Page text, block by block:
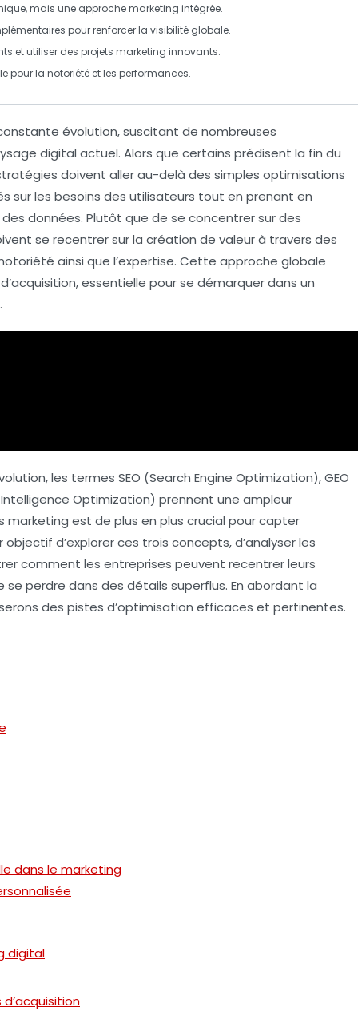
mais une approche marketing intégrée.
pour renforcer la visibilité globale.
et utiliser des projets marketing innovants.
pour la notoriété et les performances.
évolution, suscitant de nombreuses
digital actuel. Alors que certains prédisent la fin du
doivent aller au-delà des simples optimisations
sur les besoins des utilisateurs tout en prenant en
données. Plutôt que de se concentrer sur des
se recentrer sur la création de valeurà travers des
ainsi que l’expertise. Cette approche globale
essentielle pour se démarquer dans un
les termes SEO (Search Engine Optimization),GEO
Optimization) prennent une ampleur
marketing est de plus en plus crucial pour capter
d’explorer ces trois concepts, d’analyser les
comment les entreprises peuvent recentrer leurs
se perdre dans des détails superflus. En abordant la
des pistes d’optimisation efficaces et pertinentes.
dans le marketing
digital